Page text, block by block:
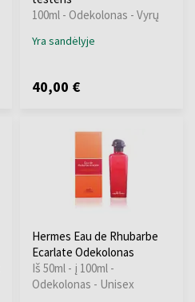
100ml - Odekolonas - Vyrų
Yra sandėlyje
40,00 €
Hermes Eau de Rhubarbe
Ecarlate Odekolonas
Iš 50ml - į 100ml -
Odekolonas - Unisex